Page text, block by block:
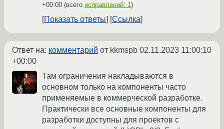
+00:00 (всего исправлений: 1 )
Показать ответы Ссылка
Ответ на: комментарий от kkmspb 02.11.2023 11:00:10
+00:00
Там ограничения накладываются в
основном только на компоненты часто
применяемые в коммерческой разработке.
Практически все основные компоненты для
разработки доступны для проектов с